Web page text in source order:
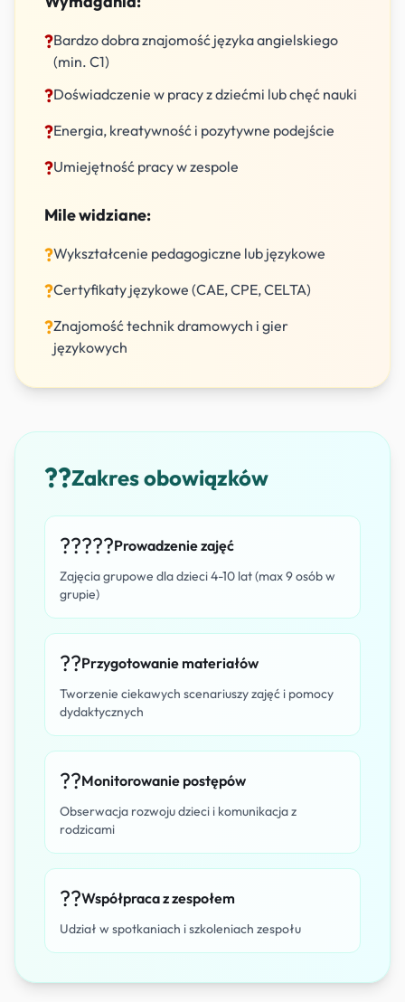
?Bardzo dobra znajomość języka angielskiego
(min. C1)
?Doświadczenie w pracy z dziećmi lub chęć nauki
?Energia, kreatywność i pozytywne podejście
?Umiejętność pracy w zespole
Mile widziane:
?Wykształcenie pedagogiczne lub językowe
?Certyfikaty językowe (CAE, CPE, CELTA)
?Znajomość technik dramowych i gier
językowych
??Zakres obowiązków
?????Prowadzenie zajęć
Zajęcia grupowe dla dzieci 4-10 lat (max 9 osób w
grupie)
??Przygotowanie materiałów
Tworzenie ciekawych scenariuszy zajęć i pomocy
dydaktycznych
??Monitorowanie postępów
Obserwacja rozwoju dzieci i komunikacja z
rodzicami
??Współpraca z zespołem
Udział w spotkaniach i szkoleniach zespołu